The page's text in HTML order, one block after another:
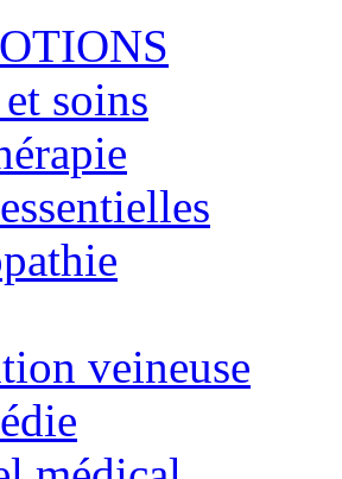
soins
veineuse